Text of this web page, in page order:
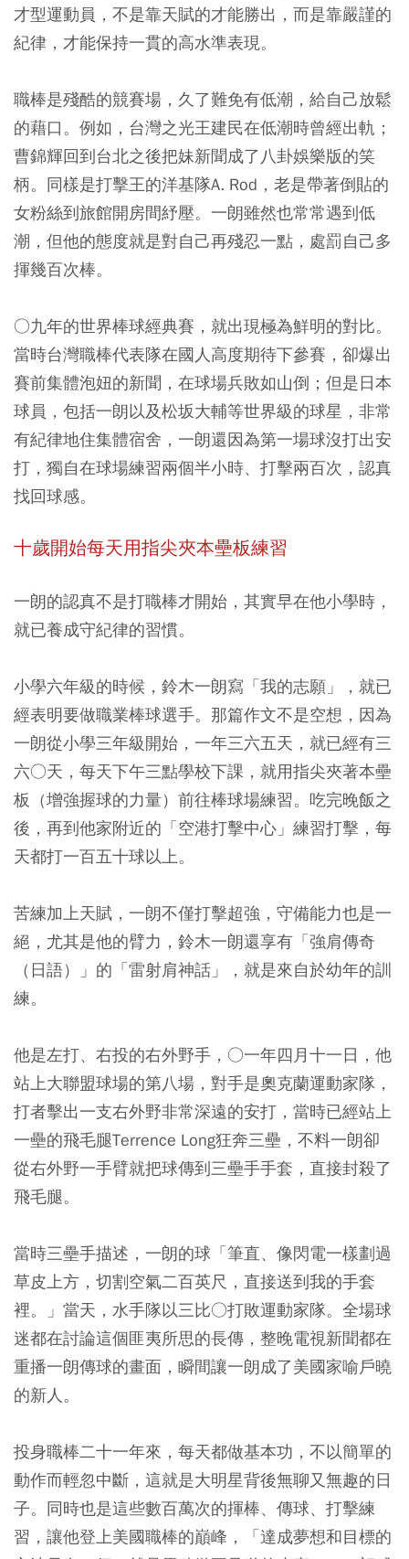
才型運動員，不是靠天賦的才能勝出，而是靠嚴謹的
紀律，才能保持一貫的高水準表現。
職棒是殘酷的競賽場，久了難免有低潮，給自己放鬆
的藉口。例如，台灣之光王建民在低潮時曾經出軌；
曹錦輝回到台北之後把妹新聞成了八卦娛樂版的笑
柄。同樣是打擊王的洋基隊A. Rod，老是帶著倒貼的
女粉絲到旅館開房間紓壓。一朗雖然也常常遇到低
潮，但他的態度就是對自己再殘忍一點，處罰自己多
揮幾百次棒。
○九年的世界棒球經典賽，就出現極為鮮明的對比。
當時台灣職棒代表隊在國人高度期待下參賽，卻爆出
賽前集體泡妞的新聞，在球場兵敗如山倒；但是日本
球員，包括一朗以及松坂大輔等世界級的球星，非常
有紀律地住集體宿舍，一朗還因為第一場球沒打出安
打，獨自在球場練習兩個半小時、打擊兩百次，認真
找回球感。
十歲開始每天用指尖夾本壘板練習
一朗的認真不是打職棒才開始，其實早在他小學時，
就已養成守紀律的習慣。
小學六年級的時候，鈴木一朗寫「我的志願」，就已
經表明要做職業棒球選手。那篇作文不是空想，因為
一朗從小學三年級開始，一年三六五天，就已經有三
六○天，每天下午三點學校下課，就用指尖夾著本壘
板（增強握球的力量）前往棒球場練習。吃完晚飯之
後，再到他家附近的「空港打擊中心」練習打擊，每
天都打一百五十球以上。
苦練加上天賦，一朗不僅打擊超強，守備能力也是一
絕，尤其是他的臂力，鈴木一朗還享有「強肩傳奇
（日語）」的「雷射肩神話」，就是來自於幼年的訓
練。
他是左打、右投的右外野手，○一年四月十一日，他
站上大聯盟球場的第八場，對手是奧克蘭運動家隊，
打者擊出一支右外野非常深遠的安打，當時已經站上
一壘的飛毛腿Terrence Long狂奔三壘，不料一朗卻
從右外野一手臂就把球傳到三壘手手套，直接封殺了
飛毛腿。
當時三壘手描述，一朗的球「筆直、像閃電一樣劃過
草皮上方，切割空氣二百英尺，直接送到我的手套
裡。」當天，水手隊以三比○打敗運動家隊。全場球
迷都在討論這個匪夷所思的長傳，整晚電視新聞都在
重播一朗傳球的畫面，瞬間讓一朗成了美國家喻戶曉
的新人。
投身職棒二十一年來，每天都做基本功，不以簡單的
動作而輕忽中斷，這就是大明星背後無聊又無趣的日
子。同時也是這些數百萬次的揮棒、傳球、打擊練
習，讓他登上美國職棒的巔峰，「達成夢想和目標的